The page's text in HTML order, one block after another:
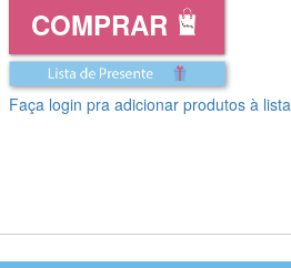
COMPRAR
Faça login pra adicionar produtos à lista